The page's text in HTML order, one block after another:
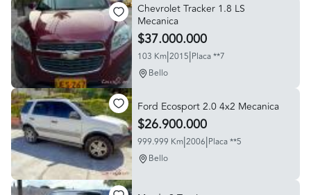
Chevrolet Tracker 1.8 LS
Mecanica
$37.000.000
103 Km|2015|Placa **7
Bello
Ford Ecosport 2.0 4x2 Mecanica
$26.900.000
999.999 Km|2006|Placa **5
Bello